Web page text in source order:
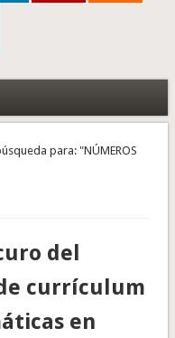
para: "NÚMEROS
del
currículum
en